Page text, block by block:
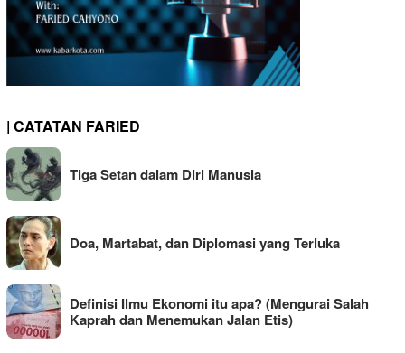
| CATATAN FARIED
Tiga Setan dalam Diri Manusia
Doa, Martabat, dan Diplomasi yang Terluka
Definisi Ilmu Ekonomi itu apa? (Mengurai Salah
Kaprah dan Menemukan Jalan Etis)